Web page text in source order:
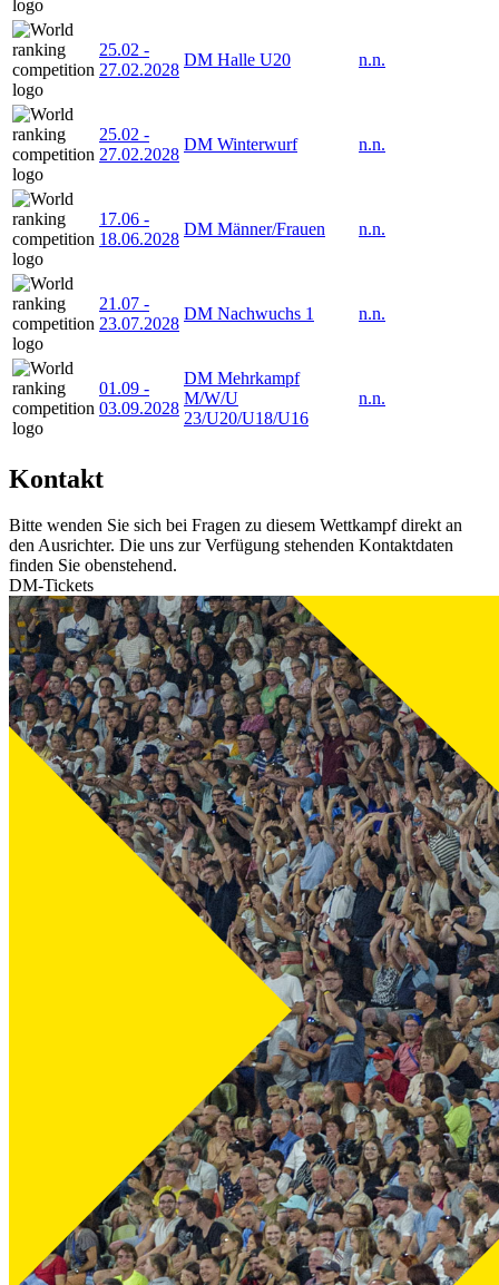
25.02 -
27.02.2028
DM Halle U20 n.n.
25.02 -
27.02.2028
DM Winterwurf n.n.
17.06 -
18.06.2028
DM Männer/Frauen n.n.
21.07 -
23.07.2028
DM Nachwuchs 1 n.n.
01.09 -
03.09.2028
DM Mehrkampf
M/W/U
23/U20/U18/U16
n.n.
Kontakt
Bitte wenden Sie sich bei Fragen zu diesem Wettkampf direkt an
den Ausrichter. Die uns zur Verfügung stehenden Kontaktdaten
finden Sie obenstehend.
DM-Tickets